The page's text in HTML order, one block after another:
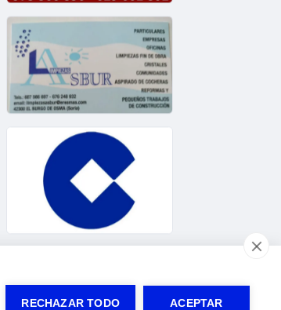
RECHAZAR TODO ACEPTAR